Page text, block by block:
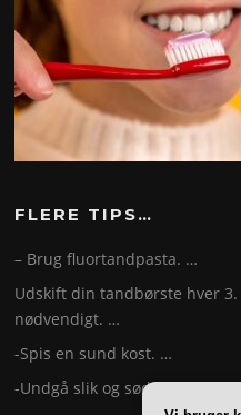
FLERE TIPS…
– Brug fluortandpasta. …
Udskift din tandbørste hver
nødvendigt. …
-Spis en sund kost. …
-Undgå slik og sødede drikke.